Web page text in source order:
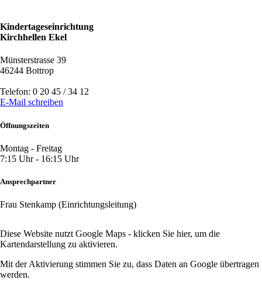
Kindertageseinrichtung
Kirchhellen Ekel
Münsterstrasse 39
46244 Bottrop
Telefon: 0 20 45 / 34 12
E-Mail schreiben
Öffnungszeiten
Montag - Freitag
7:15 Uhr - 16:15 Uhr
Ansprechpartner
Frau Stenkamp (Einrichtungsleitung)
Diese Website nutzt Google Maps - klicken Sie hier, um die
Kartendarstellung zu aktivieren.
Mit der Aktivierung stimmen Sie zu, dass Daten an Google übertragen
werden.